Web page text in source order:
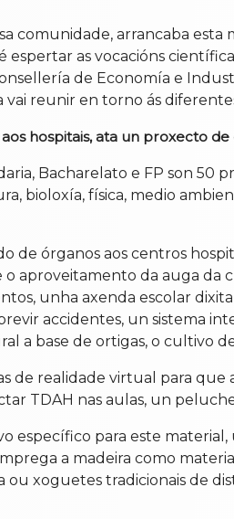
comunidade, arrancaba
espertar as vocacións
de Economía e
vai reunir en torno ás
hospitais, ata un proxecto
Bacharelato e FP son 50
bioloxía, física, medio
de órganos aos centros
aproveitamento da auga da
unha axenda escolar
accidentes, un sistema
a base de ortigas, o cultivo
de realidade virtual para
TDAH nas aulas, un
específico para este
a madeira como
xoguetes tradicionais de